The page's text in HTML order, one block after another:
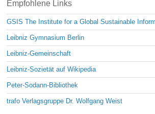
Empfohlene Links
GSIS The Institute for a Global Sustainable
Leibniz Gymnasium Berlin
Leibniz-Gemeinschaft
Leibniz-Sozietät auf Wikipedia
Peter-Sodann-Bibliothek
trafo Verlagsgruppe Dr. Wolfgang Weist